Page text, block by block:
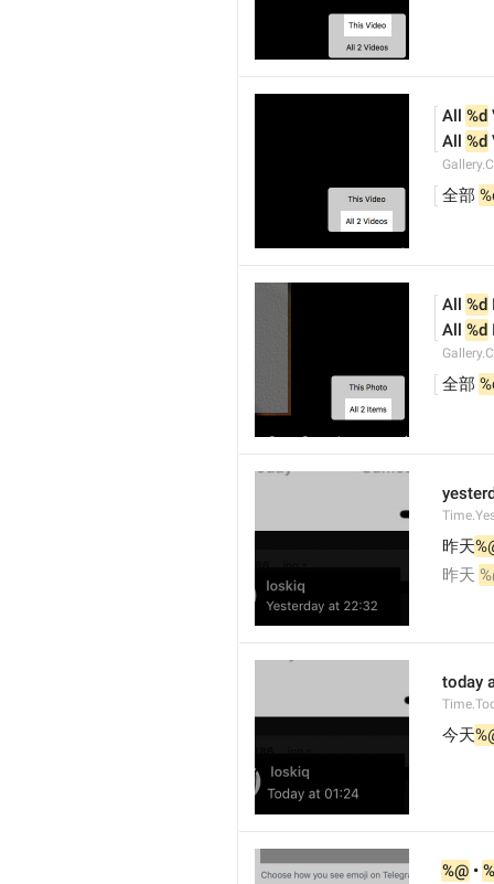
All %d
All %d
全部
All %d
All %d
全部
昨天
昨天
today
今天
%@ •